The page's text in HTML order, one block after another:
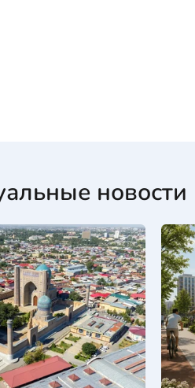
новости